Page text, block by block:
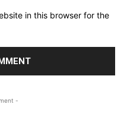
in this browser for the
-